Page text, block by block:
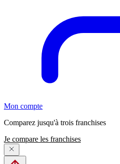
Mon compte
Comparez jusqu'à trois franchises
Je compare les franchises